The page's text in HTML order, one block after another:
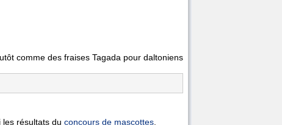
comme des fraises Tagada pour daltoniens
résultats du concours de mascottes.